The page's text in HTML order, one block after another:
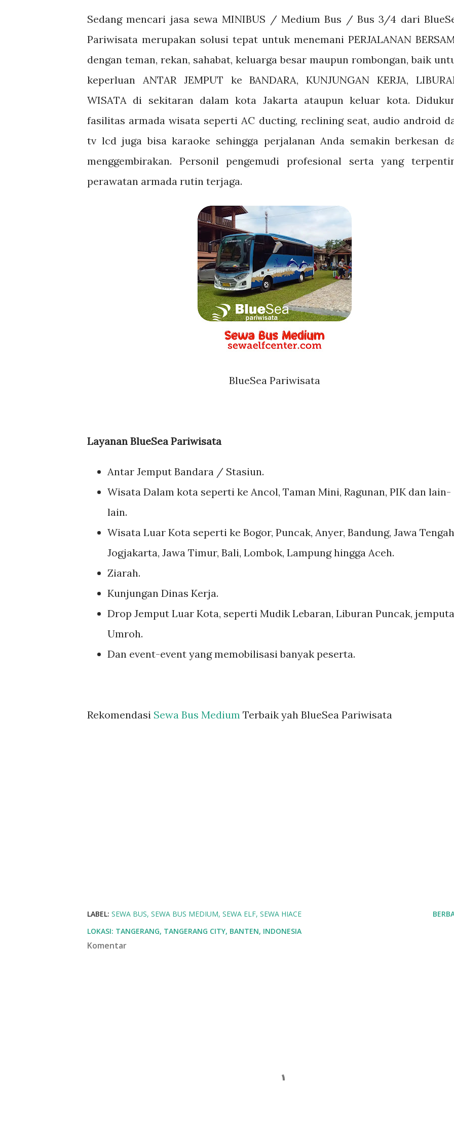
Sedang mencari jasa sewa MINIBUS / Medium Bus / Bus 3/4 dari
Pariwisata merupakan solusi tepat untuk menemani PERJALANAN
dengan teman, rekan, sahabat, keluarga besar maupun rombongan, baik
keperluan ANTAR JEMPUT ke BANDARA, KUNJUNGAN KERJA,
WISATA di sekitaran dalam kota Jakarta ataupun keluar kota.
fasilitas armada wisata seperti AC ducting, reclining seat, audio android
tv lcd juga bisa karaoke sehingga perjalanan Anda semakin berkesan
menggembirakan. Personil pengemudi profesional serta yang
perawatan armada rutin terjaga.
BlueSea Pariwisata
Layanan BlueSea Pariwisata
Antar Jemput Bandara / Stasiun.
Wisata Dalam kota seperti ke Ancol, Taman Mini, Ragunan, PIK dan lain-
lain.
Wisata Luar Kota seperti ke Bogor, Puncak, Anyer, Bandung, Jawa
Jogjakarta, Jawa Timur, Bali, Lombok, Lampung hingga Aceh.
Ziarah.
Kunjungan Dinas Kerja.
Drop Jemput Luar Kota, seperti Mudik Lebaran, Liburan Puncak,
Umroh.
Dan event-event yang memobilisasi banyak peserta.
Rekomendasi Sewa Bus Medium Terbaik yah BlueSea Pariwisata
LABEL: SEWA BUS SEWA BUS MEDIUM SEWA ELF SEWA HIACE
LOKASI: TANGERANG, TANGERANG CITY, BANTEN, INDONESIA
Komentar